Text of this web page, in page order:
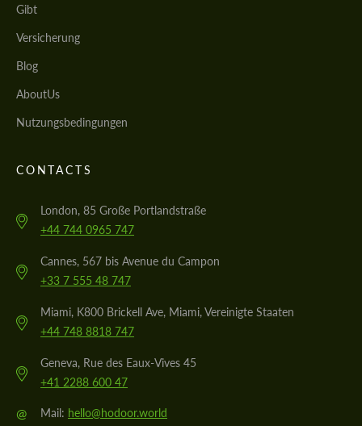
Gibt
Versicherung
Blog
AboutUs
Nutzungsbedingungen
CONTACTS
London, 85 Große Portlandstraße
+44 744 0965 747
Cannes, 567 bis Avenue du Campon
+33 7 555 48 747
Miami, K800 Brickell Ave, Miami, Vereinigte Staaten
+44 748 8818 747
Geneva, Rue des Eaux-Vives 45
+41 2288 600 47
@ Mail: hello@hodoor.world